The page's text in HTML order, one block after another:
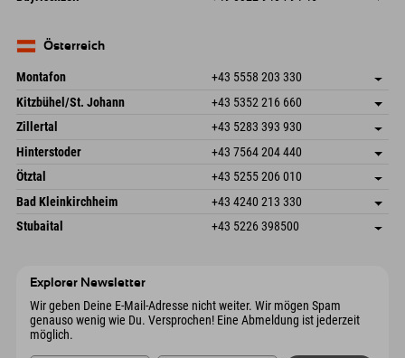
82490 Farchant
Deutschland
Österreich
Montafon +43 5558 203 330
Dorfstr. 127b
6793 Gaschurn/Montafon
Österreich
Adresse speichern
Anreiseinfos
Buchen
Kitzbühel/St. Johann +43 5352 216 660
Speckbacherstraße 87
Österreich
Adresse speichern
Buchen
Zillertal +43 5283 393 930
Schmiedau 2
6272 Kaltenbach im Zillertal
Österreich
Adresse speichern
Anreiseinfos
Buchen
Hinterstoder +43 7564 204 440
Freizeitpark 10
Österreich
Adresse speichern
Buchen
Ötztal +43 5255 206 010
Gscheat 14
6441 Umhausen
Österreich
Adresse speichern
Anreiseinfos
Buchen
Bad Kleinkirchheim +43 4240 213 330
Dorfstraße 24
Adresse speichern
Stubaital +43 5226 398500
Explorer Newsletter
Wir geben Deine E-Mail-Adresse nicht weiter. Wir mögen Spam
genauso wenig wie Du. Versprochen! Eine Abmeldung ist jederzeit
möglich.